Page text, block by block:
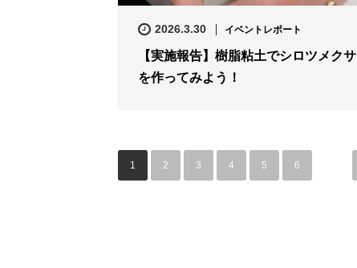
2026.3.30 イベントレポート
【実施報告】樹脂粘土でシロツメクサ
を作ってみよう！
1 2 3 4 5 6